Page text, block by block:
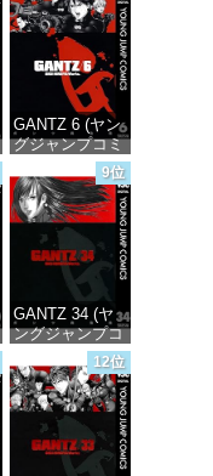
価格：¥100
GANTZ 6 (ヤン
グジャンプコミ
ックスDIGITAL)
価格：¥100
9位
GANTZ 34 (ヤ
ングジャンプコ
DIGITAL)
価格：¥100
12位